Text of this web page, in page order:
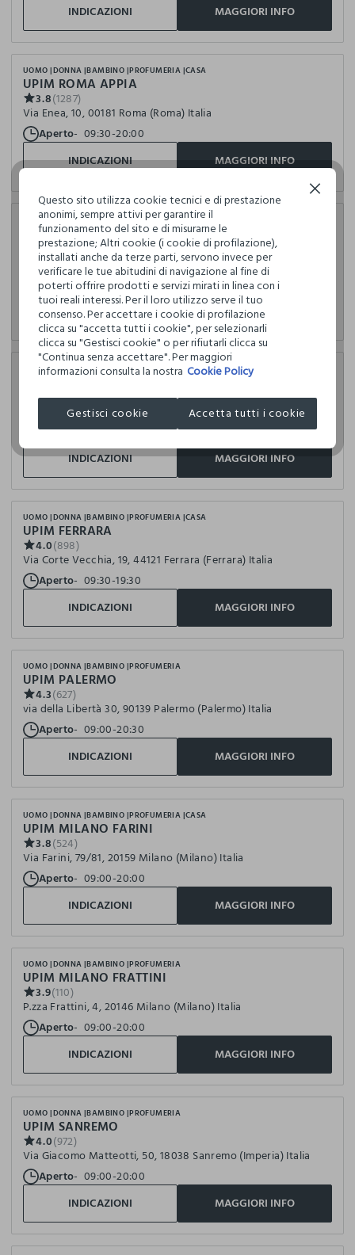
INDICAZIONI MAGGIORI INFO
UOMO DONNA BAMBINO PROFUMERIA CASA
UPIM ROMA APPIA
3.8(1287)
Via Enea, 10, 00181 Roma (Roma) Italia
Aperto 09:30-20:00
INDICAZIONI
MAGGIORI INFO
UOMO DONNA BAMBINO PROFUMERIA CASA
UPIM SASSARI
4.1(1118)
Viale Italia, 18, 07100 Sassari (Sassari) Italia
Aperto
09:30-20:00
INDICAZIONI
MAGGIORI INFO
UOMO DONNA BAMBINO PROFUMERIA CASA
UPIM MILANO CORVETTO
3.8(1501)
Via Polesine, 39, 20139 Milano (Milano) Italia
Aperto 10:00-19:30
INDICAZIONI
MAGGIORI INFO
UOMO DONNA BAMBINO PROFUMERIA CASA
UPIM FERRARA
4.0(898)
Via Corte Vecchia, 19, 44121 Ferrara (Ferrara) Italia
Aperto 09:30-19:30
INDICAZIONI
MAGGIORI INFO
UOMO DONNA BAMBINO PROFUMERIA
UPIM PALERMO
4.3(627)
via della Libertà 30, 90139 Palermo (Palermo) Italia
Aperto 09:00-20:30
INDICAZIONI
MAGGIORI INFO
UOMO DONNA BAMBINO PROFUMERIA CASA
UPIM MILANO FARINI
3.8(524)
Via Farini, 79/81, 20159 Milano (Milano) Italia
Aperto 09:00-20:00
INDICAZIONI
MAGGIORI INFO
UOMO DONNA BAMBINO PROFUMERIA
UPIM MILANO FRATTINI
3.9(110)
P.zza Frattini, 4, 20146 Milano (Milano) Italia
Aperto 09:00-20:00
INDICAZIONI
MAGGIORI INFO
UOMO DONNA BAMBINO PROFUMERIA
UPIM SANREMO
4.0(972)
Via Giacomo Matteotti, 50, 18038 Sanremo (Imperia) Italia
Aperto 09:00-20:00
INDICAZIONI
MAGGIORI INFO
Questo sito utilizza cookie tecnici e di prestazione
anonimi, sempre attivi per garantire il
funzionamento del sito e di misurarne le
prestazione; Altri cookie (i cookie di profilazione),
installati anche da terze parti, servono invece per
verificare le tue abitudini di navigazione al fine di
poterti offrire prodotti e servizi mirati in linea con i
tuoi reali interessi. Per il loro utilizzo serve il tuo
consenso. Per accettare i cookie di profilazione
clicca su "accetta tutti i cookie", per selezionarli
clicca su "Gestisci cookie" o per rifiutarli clicca su
"Continua senza accettare". Per maggiori
informazioni consulta la nostra Cookie Policy
Gestisci cookie Accetta tutti i cookie
Continua senza accettare